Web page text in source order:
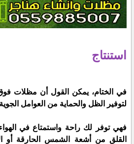
استنتاج
في الختام، يمكن القول أن مظلات فوق
لتوفير الظل والحماية من العوامل
فهي توفر لك راحة واستمتاع في
القلق من أشعة الشمس الحارقة أو